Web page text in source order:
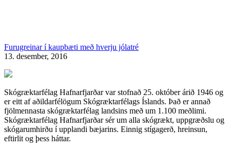
Furugreinar í kaupbæti með hverju jólatré
13. desember, 2016
Skógræktarfélag Hafnarfjarðar var stofnað 25. október árið 1946 og
er eitt af aðildarfélögum Skógræktarfélags Íslands. Það er annað
fjölmennasta skógræktarfélag landsins með um 1.100 meðlimi.
Skógræktarfélag Hafnarfjarðar sér um alla skógrækt, uppgræðslu og
skógarumhirðu í upplandi bæjarins. Einnig stígagerð, hreinsun,
eftirlit og þess háttar.